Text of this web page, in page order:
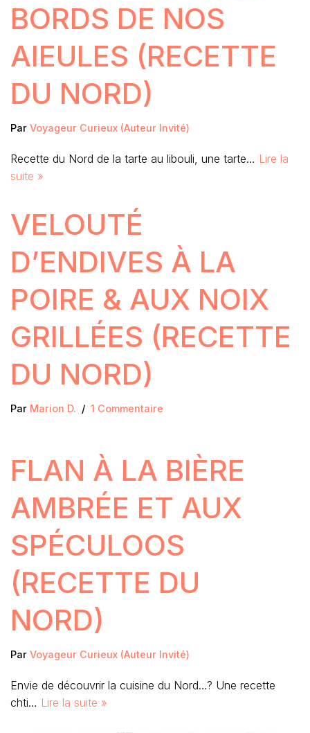
BORDS DE NOS
AIEULES (RECETTE
DU NORD)
Par Voyageur Curieux (Auteur Invité)
Recette du Nord de la tarte au libouli, une tarte… Lire la
suite »
VELOUTÉ
D’ENDIVES À LA
POIRE & AUX NOIX
GRILLÉES (RECETTE
DU NORD)
Par Marion D. 1 Commentaire
FLAN À LA BIÈRE
AMBRÉE ET AUX
SPÉCULOOS
(RECETTE DU
NORD)
Par Voyageur Curieux (Auteur Invité)
Envie de découvrir la cuisine du Nord…? Une recette
chti… Lire la suite »